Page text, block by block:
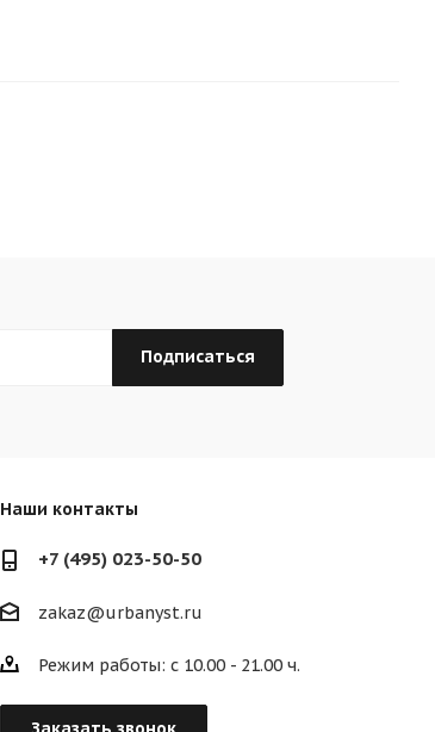
Наши контакты
+7 (495) 023-50-50
zakaz@urbanyst.ru
Режим работы: с 10.00 - 21.00 ч.